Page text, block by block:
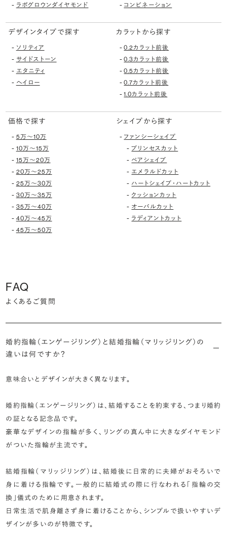
- ラボグロウンダイヤモンド - コンビネーション
デザインタイプで探す
- ソリティア
- サイドストーン
- エタニティ
- ヘイロー
カラットから探す
-0.2カラット前後
-0.3カラット前後
-0.5カラット前後
-0.7カラット前後
-1.0カラット前後
価格で探す
- 5万〜10万
- 10万〜15万
- 15万〜20万
- 20万〜25万
- 25万〜30万
- 30万〜35万
- 35万〜40万
- 40万〜45万
- 45万〜50万
シェイプから探す
- ファンシーシェイプ
-プリンセスカット
- ペアシェイプ
- エメラルドカット
- ハートシェイプ・ハートカット
- クッションカット
- オーバルカット
- ラディアントカット
FAQ
よくあるご質問
婚約指輪（エンゲージリング）と結婚指輪（マリッジリング）の
違いは何ですか？
意味合いとデザインが大きく異なります。
婚約指輪（エンゲージリング）は、結婚することを約束する、つまり婚約
の証となる記念品です。
豪華なデザインの指輪が多く、リングの真ん中に大きなダイヤモンド
がついた指輪が主流です。
結婚指輪（マリッジリング）は、結婚後に日常的に夫婦がおそろいで
身に着ける指輪です。一般的に結婚式の際に行なわれる「指輪の交
換」儀式のために用意されます。
日常生活で肌身離さず身に着けることから、シンプルで扱いやすいデ
ザインが多いのが特徴です。